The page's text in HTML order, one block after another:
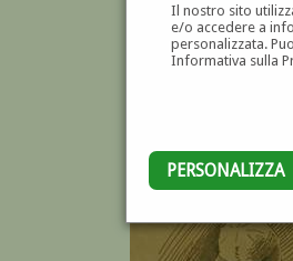
Il nostro sito
e/o accedere a
personalizzata.
Informativa sulla
PERSONALIZZA
MICHELE